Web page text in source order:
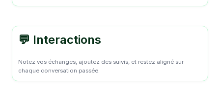
💬 Interactions
Notez vos échanges, ajoutez des suivis, et restez aligné sur
chaque conversation passée.